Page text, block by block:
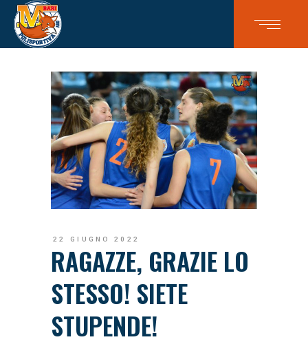
22 GIUGNO 2022
RAGAZZE, GRAZIE LO
STESSO! SIETE
STUPENDE!